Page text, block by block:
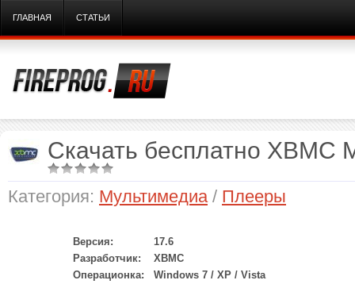
ГЛАВНАЯ СТАТЬИ
Скачать бесплатно XBMC
Категория: Мультимедиа/ Плееры
Версия:
17.6
Разработчик:
XBMC
Операционка:
Windows 7 / XP / Vista